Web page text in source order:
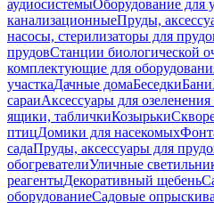
аудиосистемыОборудование для
канализационныеПруды,
насосы, стерилизаторы для
прудовСтанции биологической
комплектующие для
участкаДачные домаБеседкиБани
сараиАксессуары для озеленения
ящики, табличкиКозырьки
птицДомики для насекомых
садаПруды, аксессуары для
обогревателиУличные
реагентыДекоративный щебень
оборудованиеСадовые